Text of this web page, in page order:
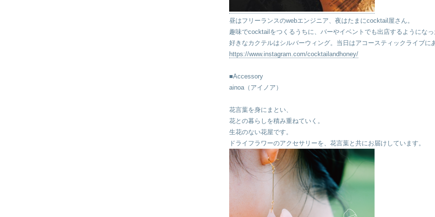
昼はフリーランスのwebエンジニア、夜はたまにcocktail屋さん。
趣味でcocktailをつくるうちに、バーやイベントでも出店するようになっ
好きなカクテルはシルバーウィング。当日はアコースティックライブに
https://www.instagram.com/cocktailandhoney/
■Accessory
ainoa（アイノア）
花言葉を身にまとい、
花との暮らしを積み重ねていく。
生花のない花屋です。
ドライフラワーのアクセサリーを、花言葉と共にお届けしています。